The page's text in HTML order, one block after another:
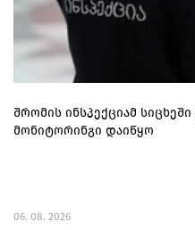
შრომის ინსპექციამ
მონიტორინგი დაიწყო
06. 08. 2026